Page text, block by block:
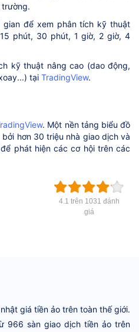
trường.
để xem phân tích kỹ thuật
phút, 30 phút, 1 giờ, 2 giờ, 4
kỹ thuật nâng cao (dao động,
tại TradingView.
. Một nền tảng biểu đồ
hơn 30 triệu nhà giao dịch và
phát hiện các cơ hội trên các
4.1 trên 1031 đánh
giá
giá tiền ảo trên toàn thế giới.
966 sàn giao dịch tiền ảo trên